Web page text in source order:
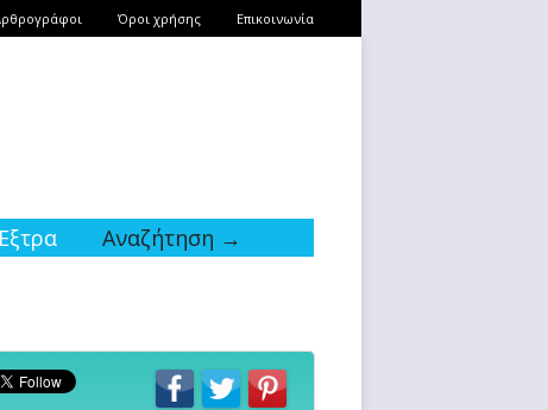
Όροι χρήσης Επικοινωνία
Αναζήτηση →